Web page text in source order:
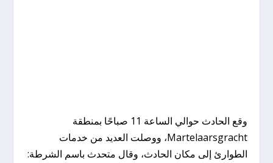
وقع الحادث حوالي الساعة 11 صباحًا بمنطقة
Martelaarsgracht، ووصلت العديد من خدمات
الطوارئ إلى مكان الحادث، وقال متحدث باسم الشرطة: